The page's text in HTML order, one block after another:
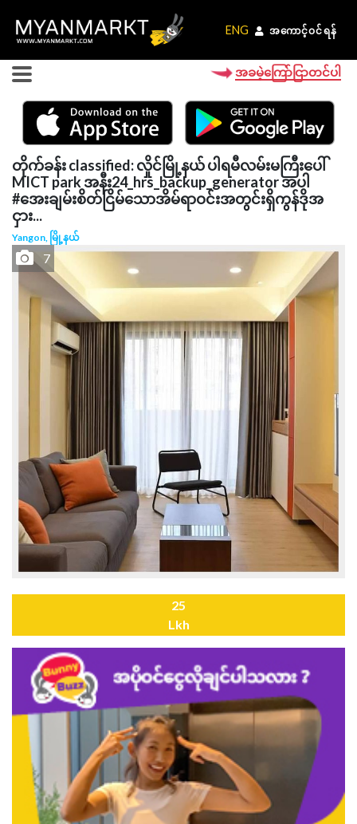
ENG အကောင့်ဝင်ရန်
ENG အကောင့်ဝင်ရန်
အခမဲ့ကြော်ငြာတင်ပါ
တိုက်ခန်း classified: လှိုင်မြို့နယ် ပါရမီလမ်းမကြီးပေါ်
MICT park အနီး24_hrs_backup_generator အပါ
#အေးချမ်းစိတ်ငြိမ်သောအိမ်ရာဝင်းအတွင်းရှိကွန်ဒိုအ
ငှား...
Yangon, မြို့နယ်
7
25
Lkh